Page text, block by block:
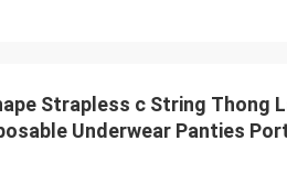
Strapless c String Thong
Underwear Panties